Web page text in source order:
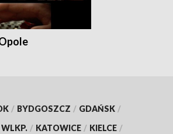
/ BYDGOSZCZ / GDAŃSK /
/ KATOWICE / KIELCE /